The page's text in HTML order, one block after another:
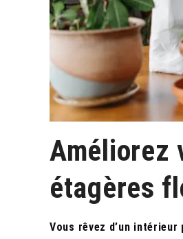
Améliorez
étagères
Vous rêvez d’un